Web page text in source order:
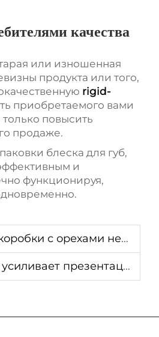
качества
или изношенная
продукта или того,
rigid-
приобретаемого вами
повысить
продаже.
блеска для губ,
и
функционируя,
гастрономических продуктов
презентацию продукта?